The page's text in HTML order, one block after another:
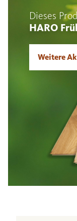
Dieses
HARO
Weitere